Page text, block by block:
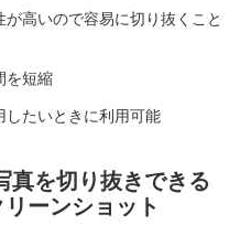
高いので容易に切り抜くこと
を短縮
たいときに利用可能
真を切り抜きできる
ーンショット